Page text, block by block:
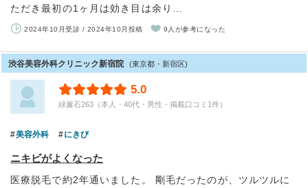
ただき最初の1ヶ月は効き目は余り…
2024年10月受診 / 2024年10月投稿 9人が参考になった
渋谷美容外科クリニック新宿院 (東京都・新宿区)
5.0
緑簾石263（本人・40代・男性・掲載口コミ1件）
美容外科 にきび
ニキビがよくなった
医療脱毛で約2年通いました。 剛毛だったのが、ツルツルに